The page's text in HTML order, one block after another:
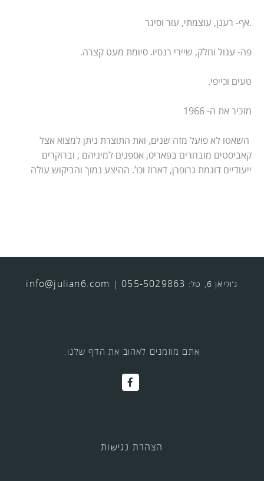
.אף- רענן, עוצמתי, עור וסיגר
פה- עגול וחלק, שיירי רנסיו. סיומת מעט קצרה.
טעים וכייפי.
מזכיר את ה- 1966
השאטו לא פועל מזה שנים, ואת התוצרת ניתן למצוא אצל
קאביסטים מובחרים בפאריס, אספנים למיניהם , וברוקרים
ייעודיים דוגמת גרופרן, דארוז וכו’. ההיצע נמוך והביקוש עולה
ג’וליאן 6, טל: 055-5029863
|
info@julian6.com
אתם מוזמנים לאהוב את הדף שלנו:
הצהרת נגישות